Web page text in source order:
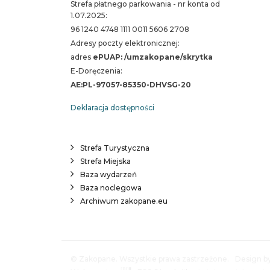
Strefa płatnego parkowania - nr konta od
1.07.2025:
96 1240 4748 1111 0011 5606 2708
Adresy poczty elektronicznej:
adres ePUAP: /umzakopane/skrytka
E-Doręczenia:
AE:PL-97057-85350-DHVSG-20
Deklaracja dostępności
Strefa Turystyczna
Strefa Miejska
Baza wydarzeń
Baza noclegowa
Archiwum zakopane.eu